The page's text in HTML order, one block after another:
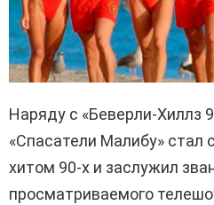
Наряду с «Беверли-Хиллз
«Спасатели Малибу»
хитом 90-х и заслужил
просматриваемого